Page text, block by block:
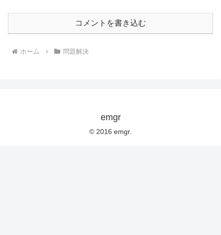
コメントを書き込む
ホーム 問題解決
emgr
© 2016 emgr.